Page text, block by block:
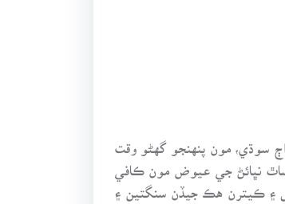
سوڌي، مون پنهنجو گهڻو وقت
نڀائڻ جي عيوض مون ڪافي
۽ ڪيترن هڪ جيڏن سنگتين ۽